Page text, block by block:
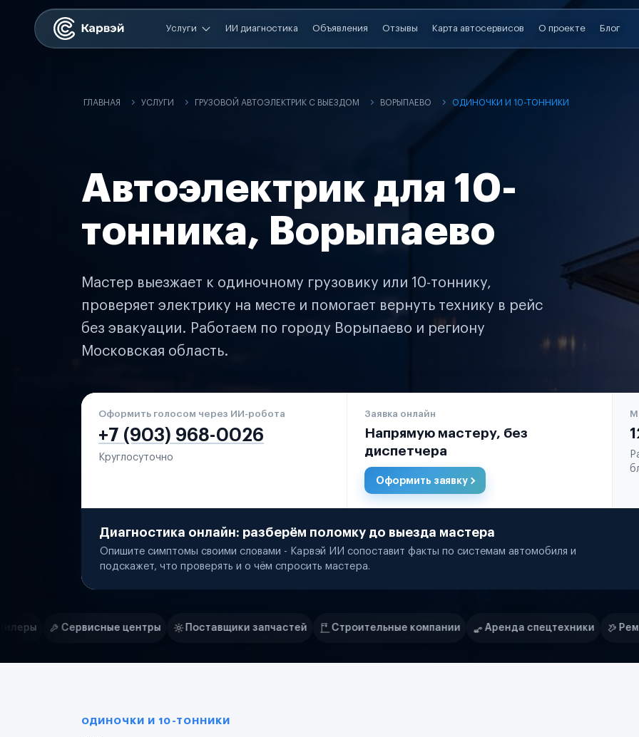
Услуги ИИ диагностика Объявления Отзывы Карта автосервисов О проекте Блог
ГЛАВНАЯ УСЛУГИ ГРУЗОВОЙ АВТОЭЛЕКТРИК С ВЫЕЗДОМ ВОРЫПАЕВО ОДИНОЧКИ И 10-ТОННИКИ
Автоэлектрик для 10-
тонника, Ворыпаево
Мастер выезжает к одиночному грузовику или 10-тоннику,
проверяет электрику на месте и помогает вернуть технику в рейс
без эвакуации. Работаем по городу Ворыпаево и региону
Московская область.
Оформить голосом через ИИ-робота
+7 (903) 968-0026
Круглосуточно
Заявка онлайн
Напрямую мастеру, без
диспетчера
Оформить заявку
Диагностика онлайн: разберём поломку до выезда мастера
Опишите симптомы своими словами - Карвэй ИИ сопоставит факты по системам автомобиля и
подскажет, что проверять и о чём спросить мастера.
Нам доверяют
центры Поставщики запчастей Строительные компании Аренда спецтехники Ремонт спецтехники
Маркетплейсы
Логистические компании
ОДИНОЧКИ И 10-ТОННИКИ